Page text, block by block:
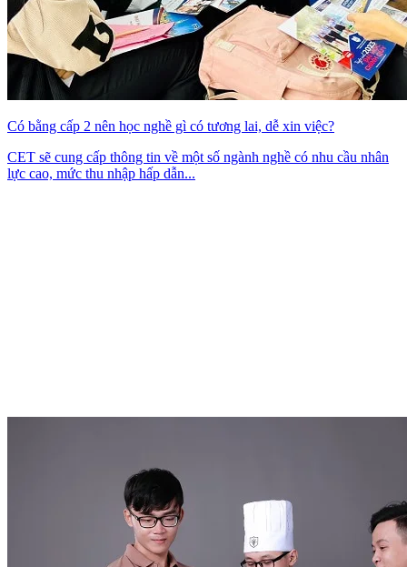
Có bằng cấp 2 nên học nghề gì có tương lai, dễ xin việc?
CET sẽ cung cấp thông tin về một số ngành nghề có nhu cầu nhân
lực cao, mức thu nhập hấp dẫn...